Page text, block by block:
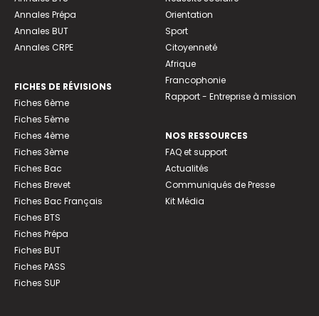
Annales Prépa
Annales BUT
Annales CRPE
FICHES DE RÉVISIONS
Fiches 6ème
Fiches 5ème
Fiches 4ème
Fiches 3ème
Fiches Bac
Fiches Brevet
Fiches Bac Français
Fiches BTS
Fiches Prépa
Fiches BUT
Fiches PASS
Fiches SUP
Orientation
Sport
Citoyenneté
Afrique
Francophonie
Rapport - Entreprise à mission
NOS RESSOURCES
FAQ et support
Actualités
Communiqués de Presse
Kit Média